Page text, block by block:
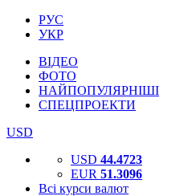
РУС
УКР
ВІДЕО
ФОТО
НАЙПОПУЛЯРНІШІ
СПЕЦПРОЕКТИ
USD
USD 44.4723
EUR 51.3096
Всі курси валют